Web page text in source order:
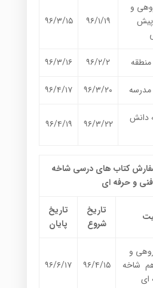
و
پیش
۹۶/۱/۱۹ ۹۶/۳/۱۵
منطقه ۹۶/۲/۲ ۹۶/۳/۱۶
مدرسه ۹۶/۳/۲۰ ۹۶/۴/۱۷
دانش
۹۶/۳/۲۲ ۹۶/۴/۱۹
کتاب های درسی شاخه
فنی و حرفه ای
تاریخ
شروع
تاریخ
پایان
و
شاخه
ای
۹۶/۴/۱۵ ۹۶/۶/۱۷